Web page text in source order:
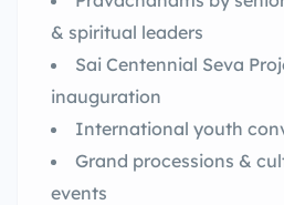
& spiritual leaders
Sai Centennial Seva
inauguration
International youth
Grand processions &
events